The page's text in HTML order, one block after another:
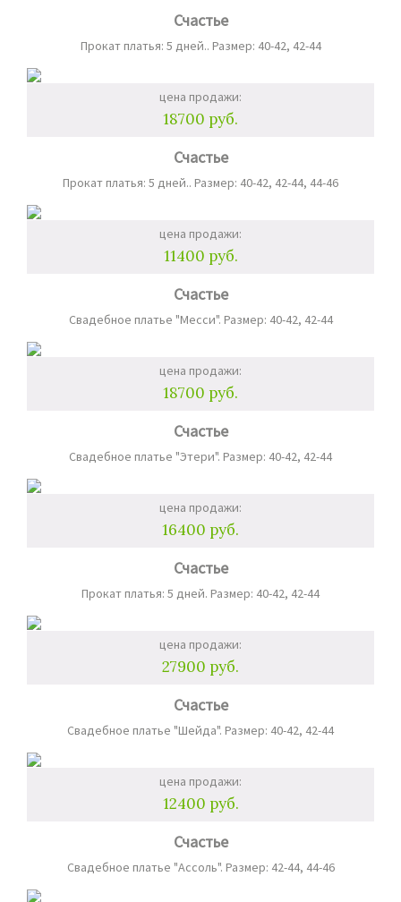
Счастье
Прокат платья: 5 дней.. Размер: 40-42, 42-44
цена продажи:
18700 руб.
Счастье
Прокат платья: 5 дней.. Размер: 40-42, 42-44, 44-46
цена продажи:
11400 руб.
Счастье
Свадебное платье "Месси". Размер: 40-42, 42-44
цена продажи:
18700 руб.
Счастье
Свадебное платье "Этери". Размер: 40-42, 42-44
цена продажи:
16400 руб.
Счастье
Прокат платья: 5 дней. Размер: 40-42, 42-44
цена продажи:
27900 руб.
Счастье
Свадебное платье "Шейда". Размер: 40-42, 42-44
цена продажи:
12400 руб.
Счастье
Свадебное платье "Ассоль". Размер: 42-44, 44-46